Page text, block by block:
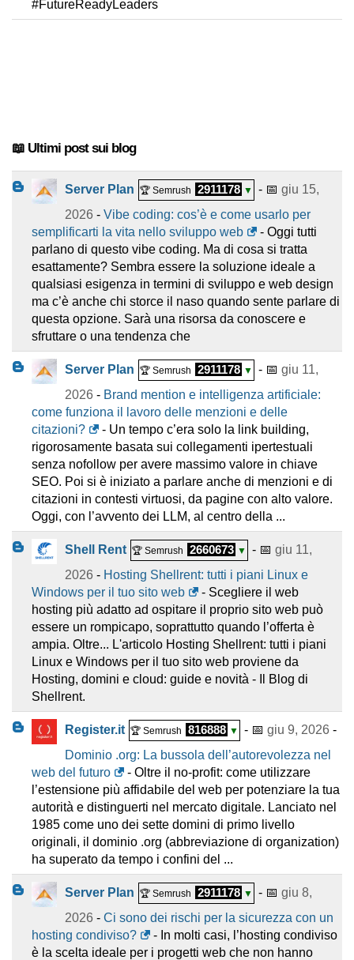
#FutureReadyLeaders
📖 Ultimi post sui blog
Server Plan 🏆 Semrush 2911178 ▼ - 📅 giu 15,
2026 - Vibe coding: cos’è e come usarlo per
semplificarti la vita nello sviluppo web
- Oggi tutti
parlano di questo vibe coding. Ma di cosa si tratta
esattamente? Sembra essere la soluzione ideale a
qualsiasi esigenza in termini di sviluppo e web design
ma c’è anche chi storce il naso quando sente parlare di
questa opzione. Sarà una risorsa da conoscere e
sfruttare o una tendenza che
Server Plan 🏆 Semrush 2911178 ▼ - 📅 giu 11,
2026 - Brand mention e intelligenza artificiale:
come funziona il lavoro delle menzioni e delle
citazioni?
- Un tempo c’era solo la link building,
rigorosamente basata sui collegamenti ipertestuali
senza nofollow per avere massimo valore in chiave
SEO. Poi si è iniziato a parlare anche di menzioni e di
citazioni in contesti virtuosi, da pagine con alto valore.
Oggi, con l’avvento dei LLM, al centro della ...
Shell Rent 🏆 Semrush 2660673 ▼ - 📅 giu 11,
2026 - Hosting Shellrent: tutti i piani Linux e
Windows per il tuo sito web
- Scegliere il web
hosting più adatto ad ospitare il proprio sito web può
essere un rompicapo, soprattutto quando l’offerta è
ampia. Oltre... L'articolo Hosting Shellrent: tutti i piani
Linux e Windows per il tuo sito web proviene da
Hosting, domini e cloud: guide e novità - Il Blog di
Shellrent.
Register.it 🏆 Semrush 816888 ▼ - 📅 giu 9, 2026 -
Dominio .org: La bussola dell’autorevolezza nel
web del futuro
- Oltre il no-profit: come utilizzare
l’estensione più affidabile del web per potenziare la tua
autorità e distinguerti nel mercato digitale. Lanciato nel
1985 come uno dei sette domini di primo livello
originali, il dominio .org (abbreviazione di organization)
ha superato da tempo i confini del ...
Server Plan 🏆 Semrush 2911178 ▼ - 📅 giu 8,
2026 - Ci sono dei rischi per la sicurezza con un
hosting condiviso?
- In molti casi, l’hosting condiviso
è la scelta ideale per i progetti web che non hanno